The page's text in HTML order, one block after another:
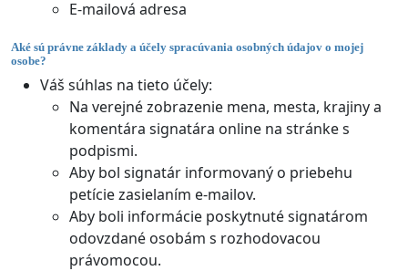
E-mailová adresa
Aké sú právne základy a účely spracúvania osobných údajov o mojej
osobe?
Váš súhlas na tieto účely:
Na verejné zobrazenie mena, mesta, krajiny a
komentára signatára online na stránke s
podpismi.
Aby bol signatár informovaný o priebehu
petície zasielaním e-mailov.
Aby boli informácie poskytnuté signatárom
odovzdané osobám s rozhodovacou
právomocou.